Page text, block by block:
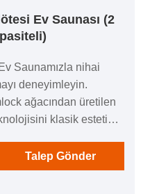
Ev Saunası (2
Saunamızla nihai
deneyimleyin.
ağacından üretilen
klasik estetikle
Talep Gönder